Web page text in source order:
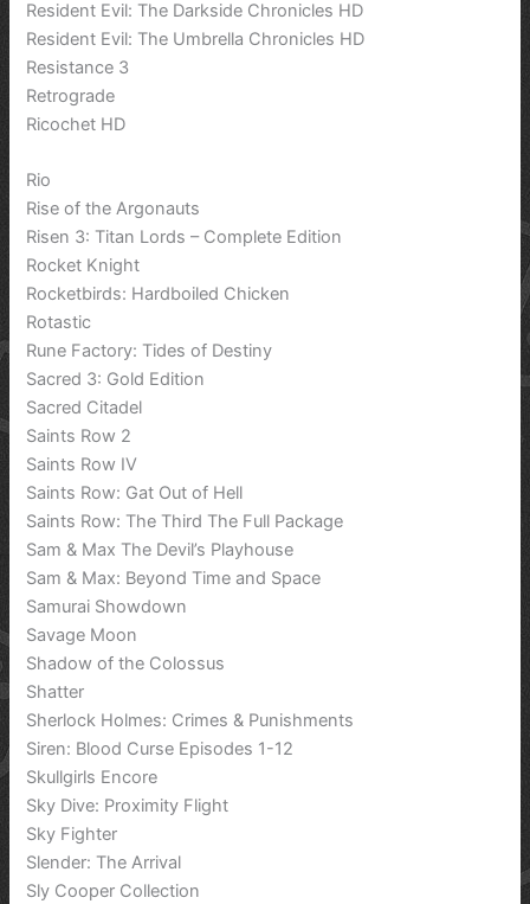
Resident Evil: The Darkside Chronicles HD
Resident Evil: The Umbrella Chronicles HD
Resistance 3
Retrograde
Ricochet HD
Rio
Rise of the Argonauts
Risen 3: Titan Lords – Complete Edition
Rocket Knight
Rocketbirds: Hardboiled Chicken
Rotastic
Rune Factory: Tides of Destiny
Sacred 3: Gold Edition
Sacred Citadel
Saints Row 2
Saints Row IV
Saints Row: Gat Out of Hell
Saints Row: The Third The Full Package
Sam & Max The Devil’s Playhouse
Sam & Max: Beyond Time and Space
Samurai Showdown
Savage Moon
Shadow of the Colossus
Shatter
Sherlock Holmes: Crimes & Punishments
Siren: Blood Curse Episodes 1-12
Skullgirls Encore
Sky Dive: Proximity Flight
Sky Fighter
Slender: The Arrival
Sly Cooper Collection